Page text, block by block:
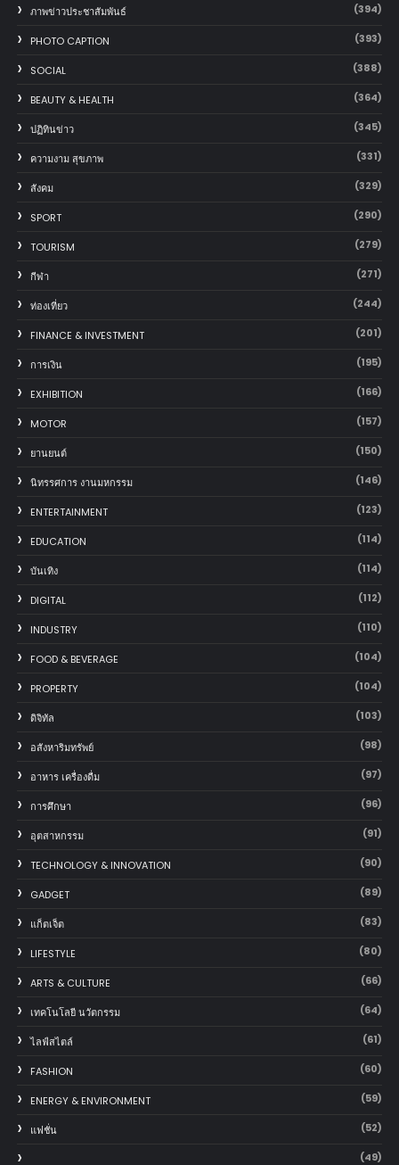
ภาพข่าวประชาสัมพันธ์ (394)
PHOTO CAPTION (393)
SOCIAL (388)
BEAUTY & HEALTH (364)
ปฏิทินข่าว (345)
ความงาม สุขภาพ (331)
สังคม (329)
SPORT (290)
TOURISM (279)
กีฬา (271)
ท่องเที่ยว (244)
FINANCE & INVESTMENT (201)
การเงิน (195)
EXHIBITION (166)
MOTOR (157)
‎ยานยนต์‎ (150)
นิทรรศการ งานมหกรรม (146)
ENTERTAINMENT (123)
EDUCATION (114)
บันเทิง (114)
DIGITAL (112)
INDUSTRY (110)
FOOD & BEVERAGE (104)
PROPERTY (104)
ดิจิทัล (103)
อสังหาริมทรัพย์ (98)
อาหาร เครื่องดื่ม (97)
การศึกษา (96)
อุตสาหกรรม (91)
TECHNOLOGY & INNOVATION (90)
GADGET (89)
แก็ตเจ็ต (83)
LIFESTYLE (80)
ARTS & CULTURE (66)
เทคโนโลยี นวัตกรรม (64)
ไลฟ์สไตล์ (61)
FASHION (60)
ENERGY & ENVIRONMENT (59)
แฟชั่น (52)
(49)